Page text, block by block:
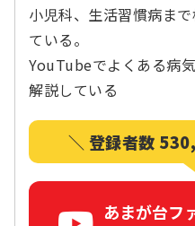
小児科、生活習慣病ま
ている。
YouTubeでよくある病
解説している
＼ 登録者数
あまが台フ